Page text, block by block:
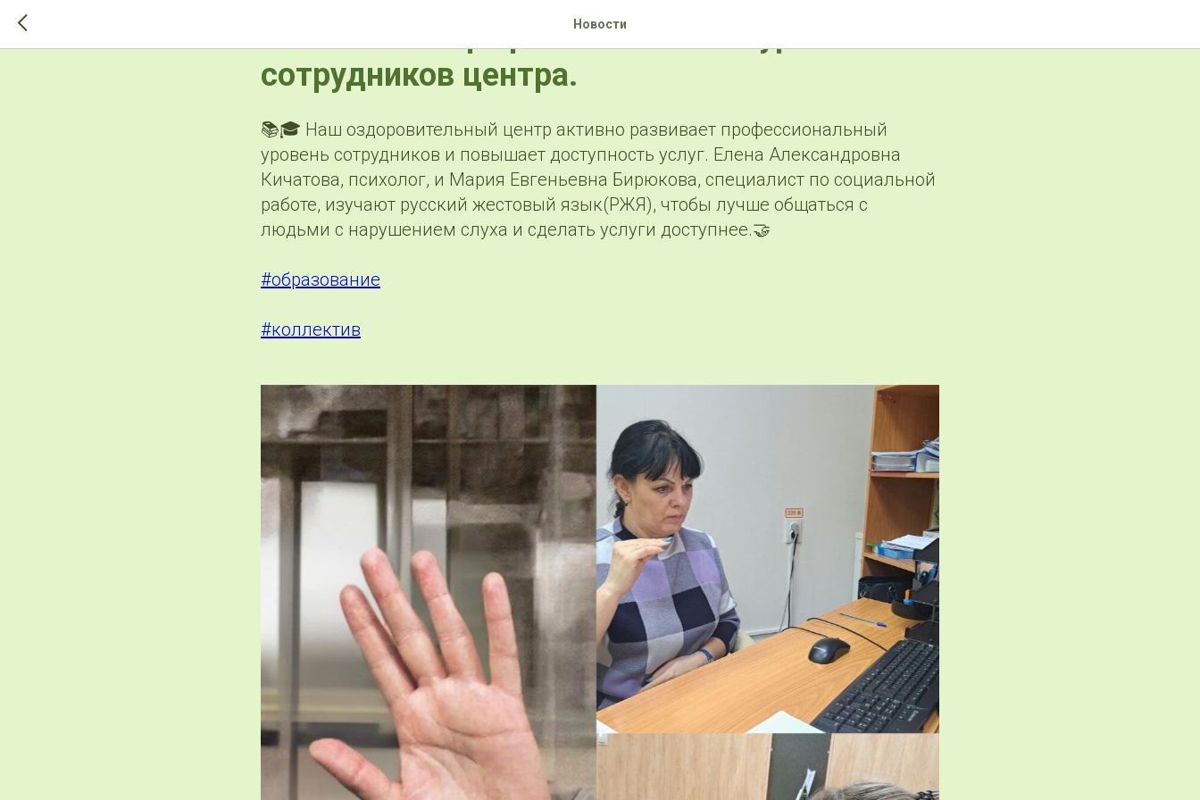
Новости
Повышение профессионального уровня
сотрудников центра.
📚🎓 Наш оздоровительный центр активно развивает профессиональный
уровень сотрудников и повышает доступность услуг. Елена Александровна
Кичатова, психолог, и Мария Евгеньевна Бирюкова, специалист по социальной
работе, изучают русский жестовый язык(РЖЯ), чтобы лучше общаться с
людьми с нарушением слуха и сделать услуги доступнее.🤝
#образование
#коллектив